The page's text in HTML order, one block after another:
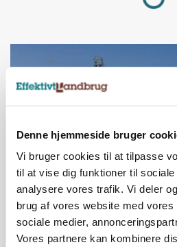
Denne hjemmeside bruger
Vi bruger cookies til at tilpasse
til at vise dig funktioner til
analysere vores trafik. Vi deler
brug af vores website med vores
sociale medier,
Vores partnere kan kombinere
BUSINESS
Lokalt generationsskifte
siloimportør i Norden